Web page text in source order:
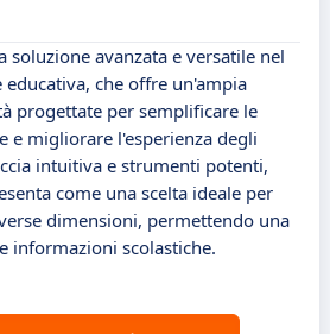
soluzione avanzata e versatile nel
che offre un'ampia
progettate per semplificare le
e migliorare l'esperienza degli
intuitiva e strumenti potenti,
come una scelta ideale per
dimensioni, permettendo una
informazioni scolastiche.